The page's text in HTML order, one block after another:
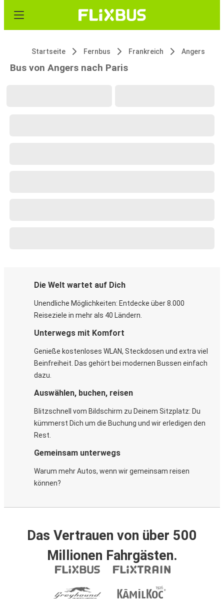
Startseite Fernbus Frankreich Angers
Bus von Angers nach Paris
Die Welt wartet auf Dich
Unendliche Möglichkeiten: Entdecke über 8.000
Reiseziele in mehr als 40 Ländern.
Unterwegs mit Komfort
Genieße kostenloses WLAN, Steckdosen und extra viel
Beinfreiheit. Das gehört bei modernen Bussen einfach
dazu.
Auswählen, buchen, reisen
Blitzschnell vom Bildschirm zu Deinem Sitzplatz: Du
kümmerst Dich um die Buchung und wir erledigen den
Rest.
Gemeinsam unterwegs
Warum mehr Autos, wenn wir gemeinsam reisen
können?
Das Vertrauen von über 500
Millionen Fahrgästen.